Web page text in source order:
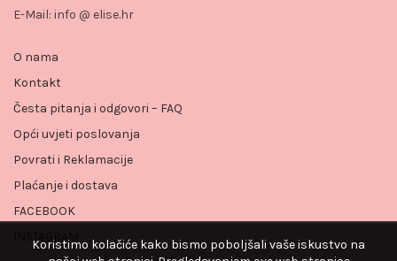
E-Mail: info @ elise.hr
O nama
Kontakt
Česta pitanja i odgovori – FAQ
Opći uvjeti poslovanja
Povrati i Reklamacije
Plaćanje i dostava
FACEBOOK
INSTAGRAM
Koristimo kolačiće kako bismo poboljšali vaše iskustvo na